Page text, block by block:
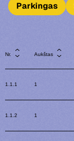
Parkingas
Nr. Aukštas
1.1.1 1
1.1.2 1